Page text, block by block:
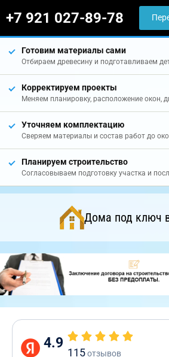
+7 921 027-89-78
Готовим материалы сами
Отбираем древесину и подготавливаем
Корректируем проекты
Меняем планировку, расположение окон,
Уточняем комплектацию
Сверяем материалы и состав работ до
Планируем строительство
Согласовываем подготовку участка и
Дома под ключ
4.9
115отзывов